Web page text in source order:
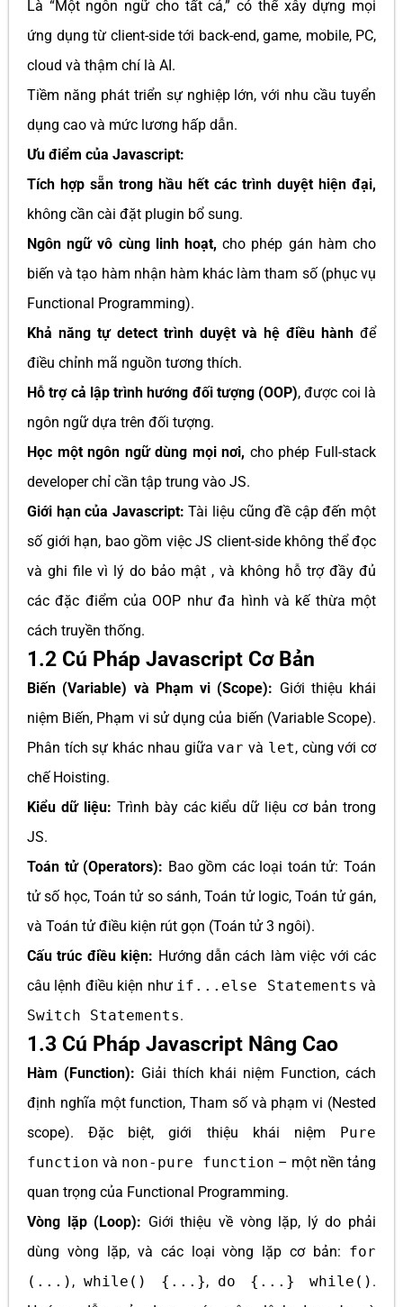
Là “Một ngôn ngữ cho tất cả,” có thể xây dựng mọi
ứng dụng từ client-side tới back-end, game, mobile, PC,
cloud và thậm chí là AI.
Tiềm năng phát triển sự nghiệp lớn, với nhu cầu tuyển
dụng cao và mức lương hấp dẫn.
Ưu điểm của Javascript:
Tích hợp sẵn trong hầu hết các trình duyệt hiện đại,
không cần cài đặt plugin bổ sung.
Ngôn ngữ vô cùng linh hoạt, cho phép gán hàm cho
biến và tạo hàm nhận hàm khác làm tham số (phục vụ
Functional Programming).
Khả năng tự detect trình duyệt và hệ điều hành để
điều chỉnh mã nguồn tương thích.
Hỗ trợ cả lập trình hướng đối tượng (OOP), được coi là
ngôn ngữ dựa trên đối tượng.
Học một ngôn ngữ dùng mọi nơi, cho phép Full-stack
developer chỉ cần tập trung vào JS.
Giới hạn của Javascript: Tài liệu cũng đề cập đến một
số giới hạn, bao gồm việc JS client-side không thể đọc
và ghi file vì lý do bảo mật , và không hỗ trợ đầy đủ
các đặc điểm của OOP như đa hình và kế thừa một
cách truyền thống.
1.2 Cú Pháp Javascript Cơ Bản
Biến (Variable) và Phạm vi (Scope): Giới thiệu khái
niệm Biến, Phạm vi sử dụng của biến (Variable Scope).
Phân tích sự khác nhau giữa var và let, cùng với cơ
chế Hoisting.
Kiểu dữ liệu: Trình bày các kiểu dữ liệu cơ bản trong
JS.
Toán tử (Operators): Bao gồm các loại toán tử: Toán
tử số học, Toán tử so sánh, Toán tử logic, Toán tử gán,
và Toán tử điều kiện rút gọn (Toán tử 3 ngôi).
Cấu trúc điều kiện: Hướng dẫn cách làm việc với các
câu lệnh điều kiện như if...else Statements và
Switch Statements.
1.3 Cú Pháp Javascript Nâng Cao
Hàm (Function): Giải thích khái niệm Function, cách
định nghĩa một function, Tham số và phạm vi (Nested
scope). Đặc biệt, giới thiệu khái niệm
Pure
function và non-pure function – một nền tảng
quan trọng của Functional Programming.
Vòng lặp (Loop): Giới thiệu về vòng lặp, lý do phải
dùng vòng lặp, và các loại vòng lặp cơ bản: for
(...) , while() {...}, do {...} while() .